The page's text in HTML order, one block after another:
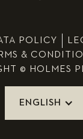
POLICY
&
© HOLMES
ENGLISH